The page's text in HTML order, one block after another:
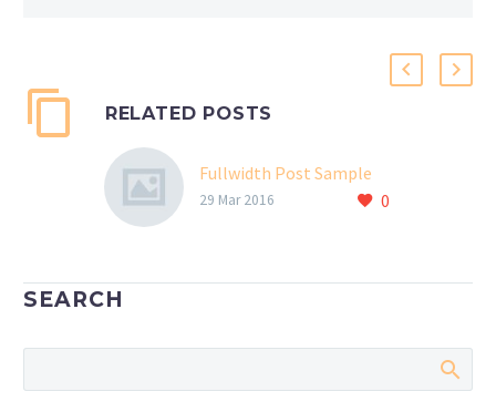
RELATED POSTS
Fullwidth Post Sample
0
29 Mar 2016
SEARCH